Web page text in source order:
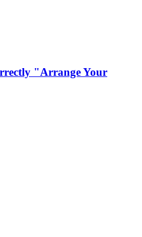
"Arrange Your